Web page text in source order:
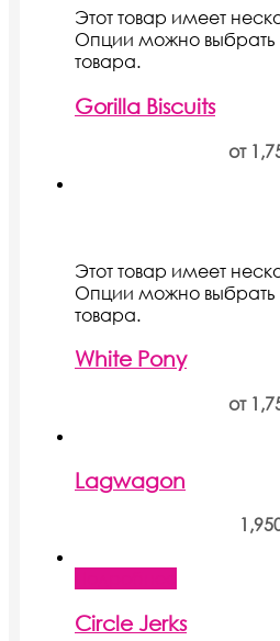
Этот товар имеет
Опции можно выбрать
товара.
Gorilla Biscuits
от
Этот товар имеет
Опции можно выбрать
товара.
White Pony
от
Lagwagon
Circle Jerks